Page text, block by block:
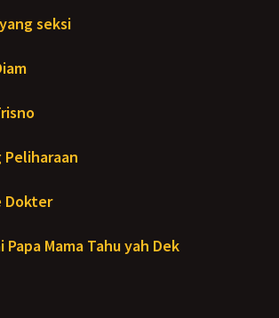
seksi
Dokter
Papa Mama Tahu yah Dek